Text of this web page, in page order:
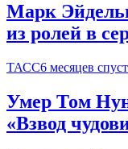
Марк
из ролей в
ТАСС6 месяцев
Умер Том
«Взвод